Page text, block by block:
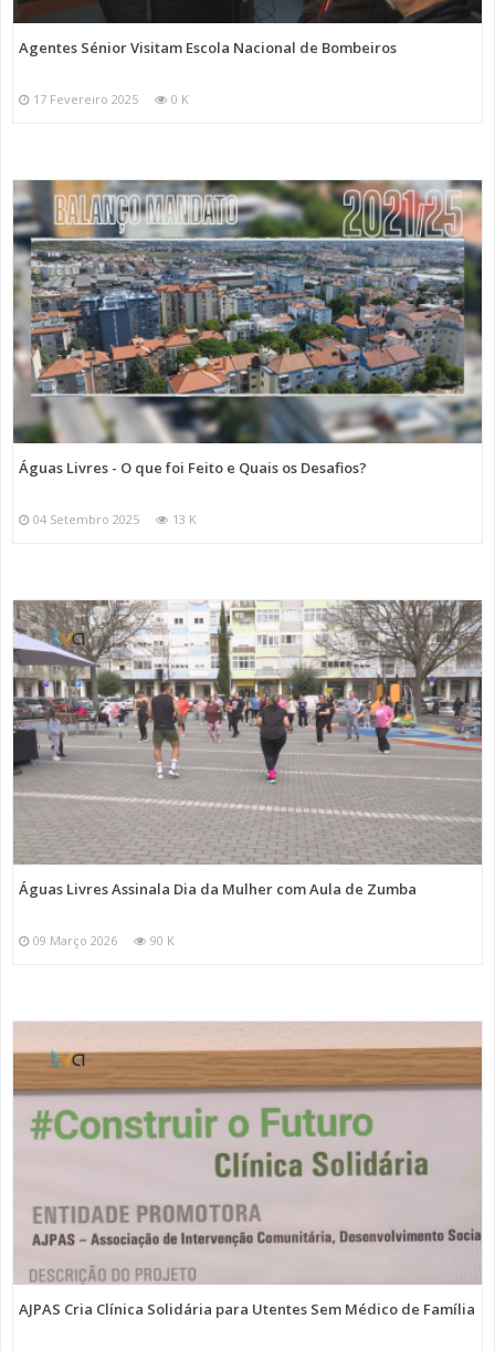
Agentes Sénior Visitam Escola Nacional de Bombeiros
17 Fevereiro 2025 0 K
Águas Livres - O que foi Feito e Quais os Desafios?
04 Setembro 2025 13 K
Águas Livres Assinala Dia da Mulher com Aula de Zumba
09 Março 2026 90 K
AJPAS Cria Clínica Solidária para Utentes Sem Médico de Família